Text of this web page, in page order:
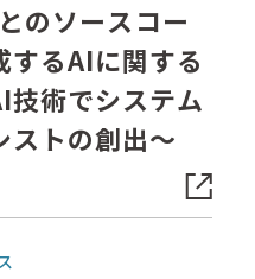
のソースコー
するAIに関する
術でシステム
ストの創出～